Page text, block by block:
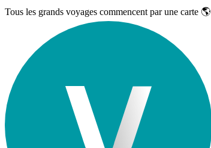
Tous les grands voyages commencent par une carte 🌎